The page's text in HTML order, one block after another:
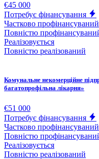
€45 000
Потребує фінансування
Частково профінансуваний
Повністю
Реалізовується
Повністю реалізований
Комунальне некомерційне
багатопрофільна лікарня»
€51 000
Потребує фінансування
Частково профінансуваний
Повністю
Реалізовується
Повністю реалізований